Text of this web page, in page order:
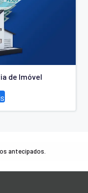
de Imóvel
antecipados.